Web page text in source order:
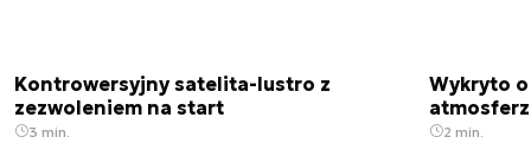
Kontrowersyjny satelita-lustro z
zezwoleniem na start
3 min.
Wykryto
2 min.